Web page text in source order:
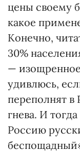
цены своему
какое
Конечно,
30%
—
удивлюсь,
переполнят в
гнева. И
Россию